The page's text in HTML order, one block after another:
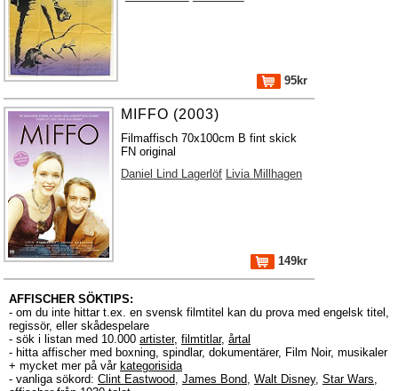
95kr
MIFFO (2003)
Filmaffisch 70x100cm B fint skick
FN original
Daniel Lind Lagerlöf Livia Millhagen
149kr
AFFISCHER SÖKTIPS:
- om du inte hittar t.ex. en svensk filmtitel kan du prova med engelsk titel,
regissör, eller skådespelare
- sök i listan med 10.000 artister, filmtitlar, årtal
- hitta affischer med boxning, spindlar, dokumentärer, Film Noir, musikaler
+ mycket mer på vår kategorisida
- vanliga sökord: Clint Eastwood, James Bond, Walt Disney, Star Wars,